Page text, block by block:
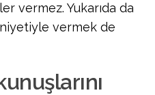
vermez. Yukarıda da
vermek de